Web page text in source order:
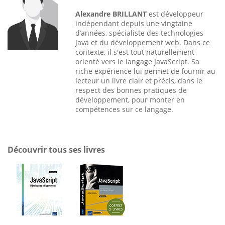
Alexandre BRILLANT est développeur
indépendant depuis une vingtaine
d’années, spécialiste des technologies
Java et du développement web. Dans ce
contexte, il s'est tout naturellement
orienté vers le langage JavaScript. Sa
riche expérience lui permet de fournir au
lecteur un livre clair et précis, dans le
respect des bonnes pratiques de
développement, pour monter en
compétences sur ce langage.
Découvrir tous ses livres